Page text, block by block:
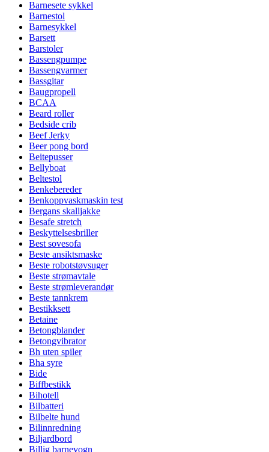
Barnesete sykkel
Barnestol
Barnesykkel
Barsett
Barstoler
Bassengpumpe
Bassengvarmer
Bassgitar
Baugpropell
BCAA
Beard roller
Bedside crib
Beef Jerky
Beer pong bord
Beitepusser
Bellyboat
Beltestol
Benkebereder
Benkoppvaskmaskin test
Bergans skalljakke
Besafe stretch
Beskyttelsesbriller
Best sovesofa
Beste ansiktsmaske
Beste robotstøvsuger
Beste strømavtale
Beste strømleverandør
Beste tannkrem
Bestikksett
Betaine
Betongblander
Betongvibrator
Bh uten spiler
Bha syre
Bide
Biffbestikk
Bihotell
Bilbatteri
Bilbelte hund
Bilinnredning
Biljardbord
Billig barnevogn